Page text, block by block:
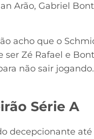
Arão, Gabriel
acho que o
Zé Rafael e
não sair
Série A
decepcionante